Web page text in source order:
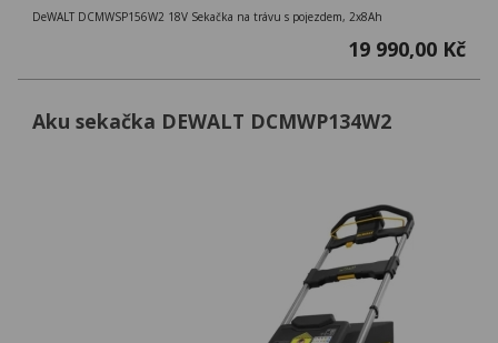
DeWALT DCMWSP156W2 18V Sekačka na trávu s pojezdem, 2x8Ah
19 990,00 Kč
Aku sekačka DEWALT DCMWP134W2